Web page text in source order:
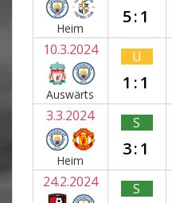
Heim
5:1
10.3.2024
Auswärts
U
1:1
3.3.2024
Heim
S
3:1
24.2.2024 S